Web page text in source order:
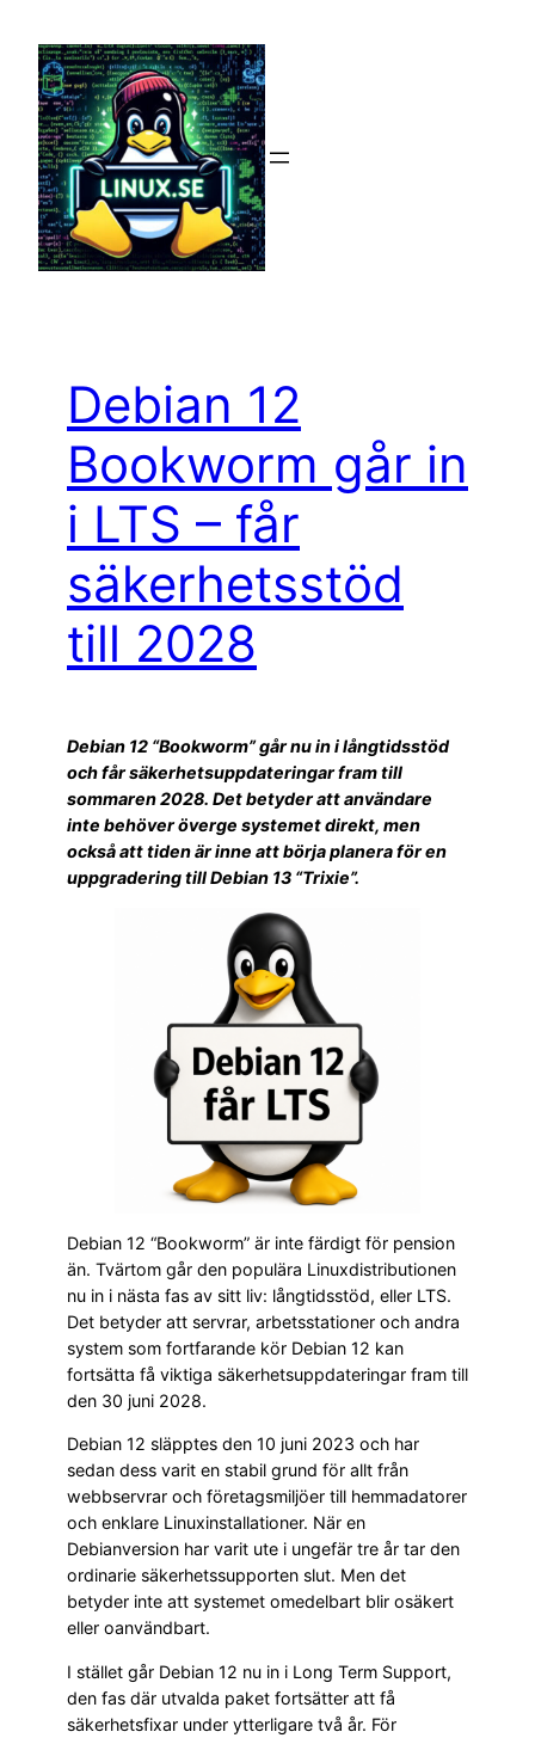
innehåll
Debian 12
Bookworm går in
i LTS – får
säkerhetsstöd
till 2028
Debian 12 “Bookworm” går nu in i långtidsstöd
och får säkerhetsuppdateringar fram till
sommaren 2028. Det betyder att användare
inte behöver överge systemet direkt, men
också att tiden är inne att börja planera för en
uppgradering till Debian 13 “Trixie”.
Debian 12 “Bookworm” är inte färdigt för pension
än. Tvärtom går den populära Linuxdistributionen
nu in i nästa fas av sitt liv: långtidsstöd, eller LTS.
Det betyder att servrar, arbetsstationer och andra
system som fortfarande kör Debian 12 kan
fortsätta få viktiga säkerhetsuppdateringar fram till
den 30 juni 2028.
Debian 12 släpptes den 10 juni 2023 och har
sedan dess varit en stabil grund för allt från
webbservrar och företagsmiljöer till hemmadatorer
och enklare Linuxinstallationer. När en
Debianversion har varit ute i ungefär tre år tar den
ordinarie säkerhetssupporten slut. Men det
betyder inte att systemet omedelbart blir osäkert
eller oanvändbart.
I stället går Debian 12 nu in i Long Term Support,
den fas där utvalda paket fortsätter att få
säkerhetsfixar under ytterligare två år. För